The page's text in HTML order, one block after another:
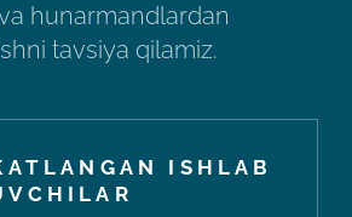
hunarmandlardan
tavsiya qilamiz.
ISHLAB